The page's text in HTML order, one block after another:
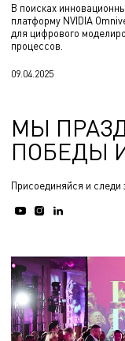
В поисках
платформу NVIDIA
для цифрового
процессов.
09.04.2025
МЫ
ПОБЕДЫ
Присоединяйся и следи